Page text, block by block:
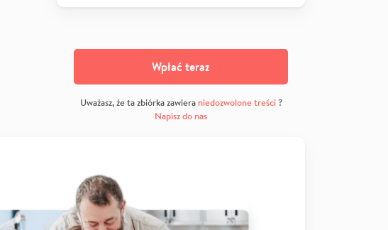
Wpłać teraz
Uważasz, że ta zbiórka zawiera niedozwolone treści?
Napisz do nas